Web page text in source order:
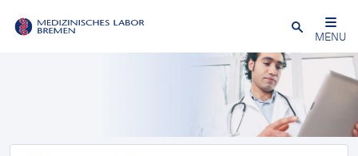
Schließen
MENU